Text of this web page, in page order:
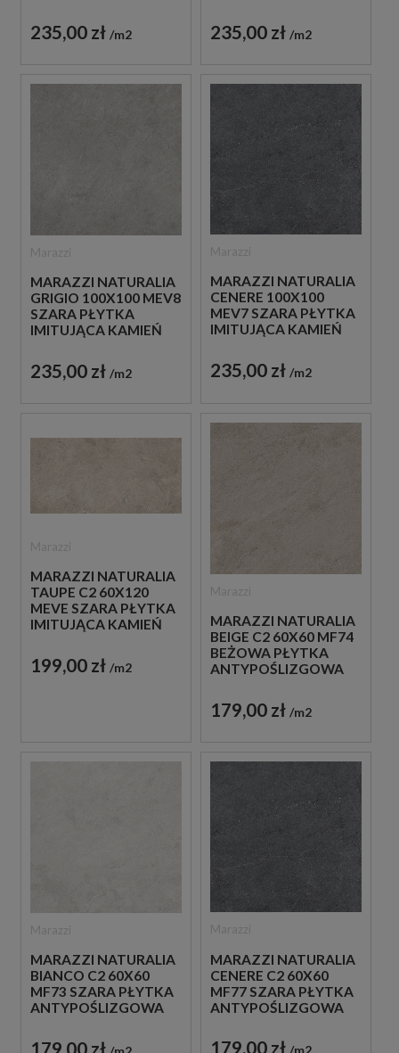
235,00 zł m2 235,00 zł m2
MARAZZI NATURALIA
GRIGIO 100X100 MEV8
SZARA PŁYTKA
IMITUJĄCA KAMIEŃ
235,00 zł m2
MARAZZI NATURALIA
CENERE 100X100
MEV7 SZARA PŁYTKA
IMITUJĄCA KAMIEŃ
235,00 zł m2
MARAZZI NATURALIA
TAUPE C2 60X120
MEVE SZARA PŁYTKA
IMITUJĄCA KAMIEŃ
199,00 zł m2
MARAZZI NATURALIA
BEIGE C2 60X60 MF74
BEŻOWA PŁYTKA
ANTYPOŚLIZGOWA
179,00 zł m2
MARAZZI NATURALIA
BIANCO C2 60X60
MF73 SZARA PŁYTKA
ANTYPOŚLIZGOWA
179,00 zł
MARAZZI NATURALIA
CENERE C2 60X60
MF77 SZARA PŁYTKA
ANTYPOŚLIZGOWA
179,00 zł